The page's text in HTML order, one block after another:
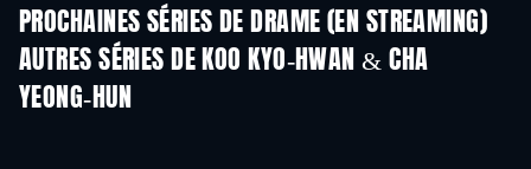
PROCHAINES SÉRIES DE DRAME (EN STREAMING)
Saison 6 Saison 2
AUTRES SÉRIES DE KOO KYO-HWAN & CHA
YEONG-HUN